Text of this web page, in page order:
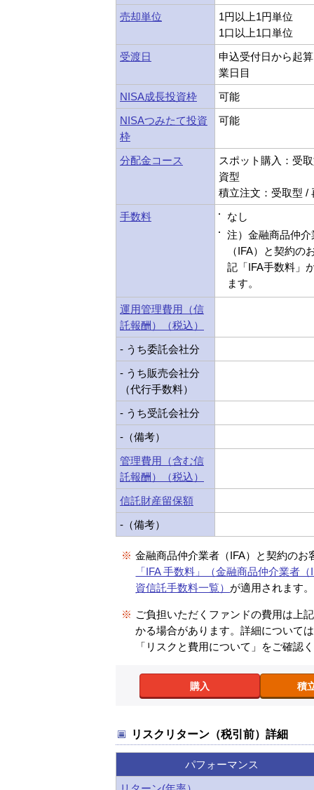
売却単位
1円以上1円単位
1口以上1口単位
受渡日
申込受付日から起
業日目
NISA成長投資枠
可能
NISAつみたて投資
枠
可能
分配金コース
スポット購入：受
資型
積立注文：受取型 /
手数料
なし
注）金融商品仲介
（IFA）と契約の
記「IFA手数料」
ます。
運用管理費用（信
託報酬）（税込）
- うち委託会社分
- うち販売会社分
（代行手数料）
- うち受託会社分
-（備考）
管理費用（含む信
託報酬）（税込）
信託財産留保額
-（備考）
※ 金融商品仲介業者（IFA）と契約のお
「IFA 手数料」（金融商品仲介業者
資信託手数料一覧） が適用されます。
※ ご負担いただくファンドの費用は上
かる場合があります。詳細について
「リスクと費用について」をご確認
購入 積
リスクリターン（税引前）詳細
パフォーマンス